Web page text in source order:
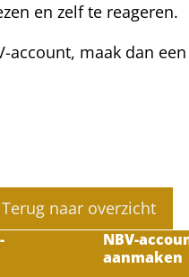
en zelf te reageren.
account, maak dan
Terug naar overzicht
NBV-
aanmaken